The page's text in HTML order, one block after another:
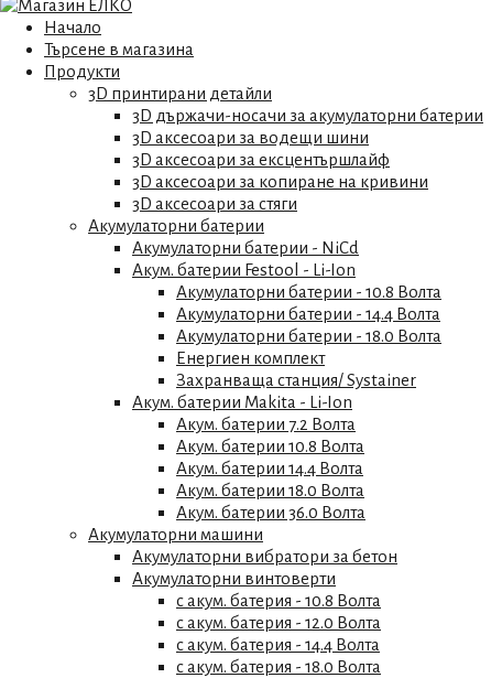
Начало
Търсене в магазина
Продукти
3D принтирани детайли
3D държачи-носачи за акумулаторни батерии
3D аксесоари за водещи шини
3D аксесоари за ексцентършлайф
3D аксесоари за копиране на кривини
3D аксесоари за стяги
Акумулаторни батерии
Акумулаторни батерии - NiCd
Акум. батерии Festool - Li-Ion
Акумулаторни батерии - 10.8 Волта
Акумулаторни батерии - 14.4 Волта
Акумулаторни батерии - 18.0 Волта
Енергиен комплект
Захранваща станция/ Systainer
Акум. батерии Makita - Li-Ion
Акум. батерии 7.2 Волта
Акум. батерии 10.8 Волта
Акум. батерии 14.4 Волта
Акум. батерии 18.0 Волта
Акум. батерии 36.0 Волта
Акумулаторни машини
Акумулаторни вибратори за бетон
Акумулаторни винтоверти
с акум. батерия - 10.8 Волта
с акум. батерия - 12.0 Волта
с акум. батерия - 14.4 Волта
с акум. батерия - 18.0 Волта